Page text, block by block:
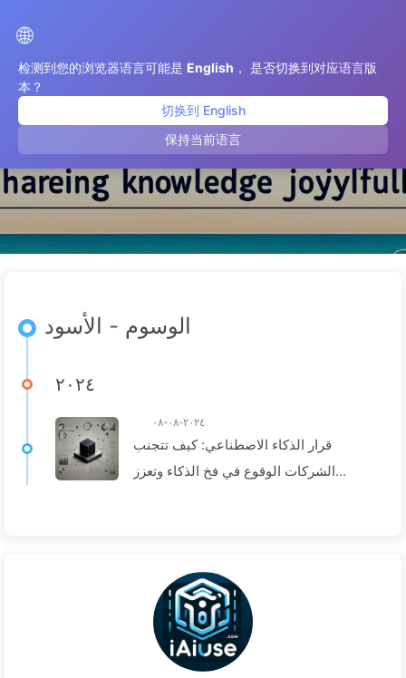
🌐
检测到您的浏览器语言可能是 English ， 是否切换到对应语言版
本？
切换到 English
保持当前语言
الأسود
الوسوم - الأسود
٢٠٢٤
٢٠٢٤-٠٨-٠٨
قرار الذكاء الاصطناعي: كيف تتجنب
الشركات الوقوع في فخ الذكاء وتعزز